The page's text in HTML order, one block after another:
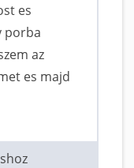
es
porba
az
es majd